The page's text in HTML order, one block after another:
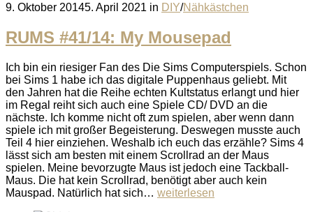
Posted
9. Oktober 20145. April 2021 in DIY/Nähkästchen
RUMS #41/14: My Mousepad
Ich bin ein riesiger Fan des Die Sims Computerspiels. Schon
bei Sims 1 habe ich das digitale Puppenhaus geliebt. Mit
den Jahren hat die Reihe echten Kultstatus erlangt und hier
im Regal reiht sich auch eine Spiele CD/ DVD an die
nächste. Ich komme nicht oft zum spielen, aber wenn dann
spiele ich mit großer Begeisterung. Deswegen musste auch
Teil 4 hier einziehen. Weshalb ich euch das erzähle? Sims 4
lässt sich am besten mit einem Scrollrad an der Maus
spielen. Meine bevorzugte Maus ist jedoch eine Tackball-
Maus. Die hat kein Scrollrad, benötigt aber auch kein
Mauspad. Natürlich hat sich… weiterlesen